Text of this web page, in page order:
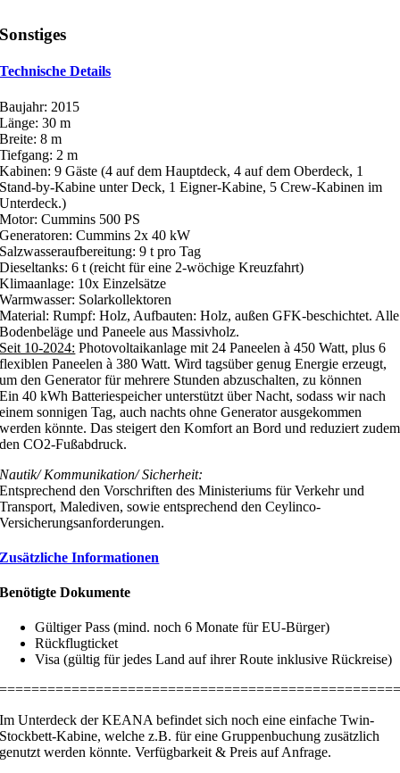
Sonstiges
Technische Details
Baujahr: 2015
Länge: 30 m
Breite: 8 m
Tiefgang: 2 m
Kabinen: 9 Gäste (4 auf dem Hauptdeck, 4 auf dem Oberdeck, 1
Stand-by-Kabine unter Deck, 1 Eigner-Kabine, 5 Crew-Kabinen im
Unterdeck.)
Motor: Cummins 500 PS
Generatoren: Cummins 2x 40 kW
Salzwasseraufbereitung: 9 t pro Tag
Dieseltanks: 6 t (reicht für eine 2-wöchige Kreuzfahrt)
Klimaanlage: 10x Einzelsätze
Warmwasser: Solarkollektoren
Material: Rumpf: Holz, Aufbauten: Holz, außen GFK-beschichtet. Alle
Bodenbeläge und Paneele aus Massivholz.
Seit 10-2024: Photovoltaikanlage mit 24 Paneelen à 450 Watt, plus 6
flexiblen Paneelen à 380 Watt. Wird tagsüber genug Energie erzeugt,
um den Generator für mehrere Stunden abzuschalten, zu können
Ein 40 kWh Batteriespeicher unterstützt über Nacht, sodass wir nach
einem sonnigen Tag, auch nachts ohne Generator ausgekommen
werden könnte. Das steigert den Komfort an Bord und reduziert zudem
den CO2-Fußabdruck.
Nautik/ Kommunikation/ Sicherheit:
Entsprechend den Vorschriften des Ministeriums für Verkehr und
Transport, Malediven, sowie entsprechend den Ceylinco-
Versicherungsanforderungen.
Zusätzliche Informationen
Benötigte Dokumente
Gültiger Pass (mind. noch 6 Monate für EU-Bürger)
Rückflugticket
Visa (gültig für jedes Land auf ihrer Route inklusive Rückreise)
Im Unterdeck der KEANA befindet sich noch eine einfache Twin-
Stockbett-Kabine, welche z.B. für eine Gruppenbuchung zusätzlich
genutzt werden könnte. Verfügbarkeit & Preis auf Anfrage.